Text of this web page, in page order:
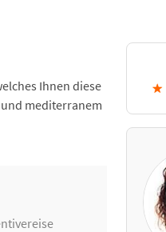
Ihnen diese
mediterranem
★